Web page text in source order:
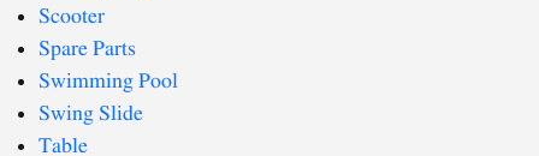
Scooter
Spare Parts
Swimming Pool
Swing Slide
Table